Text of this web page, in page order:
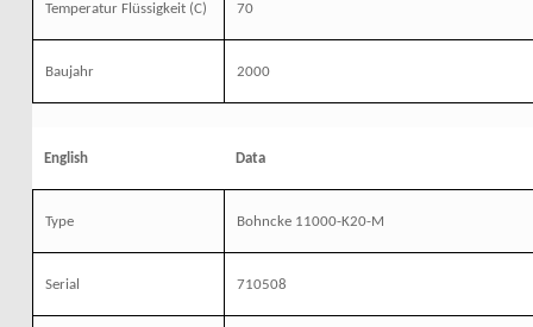
Temperatur Flüssigkeit (C) 70
Baujahr 2000
English Data
Type Bohncke 11000-K20-M
Serial 710508